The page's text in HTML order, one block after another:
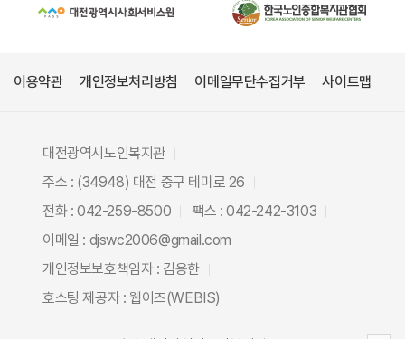
이용약관 개인정보처리방침 이메일무단수집거부 사이트맵
대전광역시노인복지관
주소 : (34948) 대전 중구 테미로 26
전화 : 042-259-8500
팩스 : 042-242-3103
이메일 : djswc2006@gmail.com
개인정보보호책임자 : 김용한
호스팅 제공자 : 웹이즈(WEBIS)